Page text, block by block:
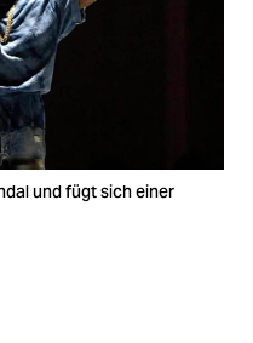
und fügt sich einer